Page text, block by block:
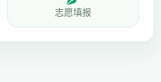
志愿填报